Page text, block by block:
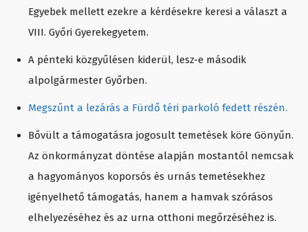
Egyebek mellett ezekre a kérdésekre keresi a választ a
VIII. Győri Gyerekegyetem.
A pénteki közgyűlésen kiderül, lesz-e második
alpolgármester Győrben.
Megszűnt a lezárás a Fürdő téri parkoló fedett részén.
Bővült a támogatásra jogosult temetések köre Gönyűn.
Az önkormányzat döntése alapján mostantól nemcsak
a hagyományos koporsós és urnás temetésekhez
igényelhető támogatás, hanem a hamvak szórásos
elhelyezéséhez és az urna otthoni megőrzéséhez is.